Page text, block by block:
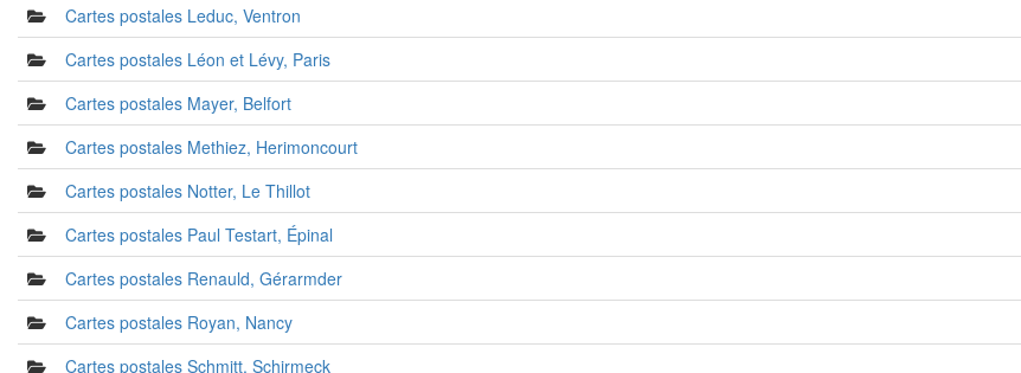
Cartes postales Leduc, Ventron
Cartes postales Léon et Lévy, Paris
Cartes postales Mayer, Belfort
Cartes postales Methiez, Herimoncourt
Cartes postales Notter, Le Thillot
Cartes postales Paul Testart, Épinal
Cartes postales Renauld, Gérarmder
Cartes postales Royan, Nancy
Cartes postales Schmitt, Schirmeck